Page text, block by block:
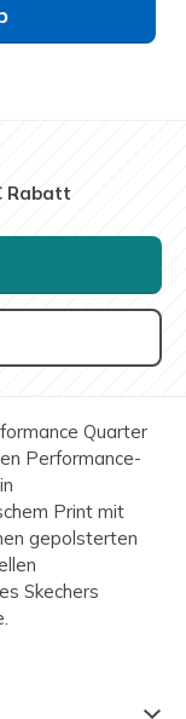
Rabatt
Quarter
Performance-
Print mit
gepolsterten
Skechers